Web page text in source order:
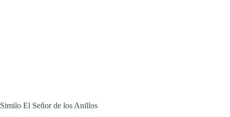
Similo El Señor de los Anillos